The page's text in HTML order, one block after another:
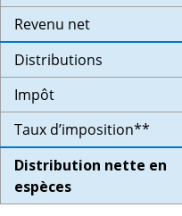
Revenu net
Distributions
Impôt
Taux d’imposition**
Distribution nette en
espèces